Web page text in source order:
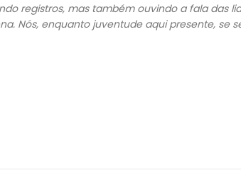
registros, mas também ouvindo a fala
Nós, enquanto juventude aqui presente,